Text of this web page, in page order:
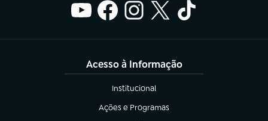
Acesso à Informação
Institucional
(abre em nova aba)
Ações e Programas
(abre em nova aba)